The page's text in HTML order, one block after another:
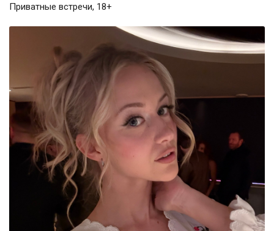
Приватные встречи, 18+